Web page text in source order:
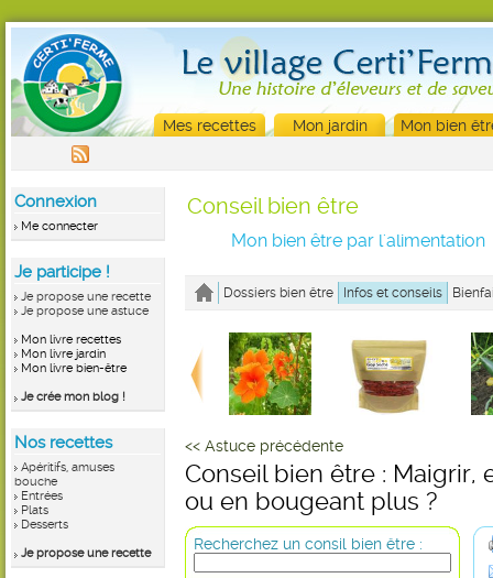
Mes recettes Mon jardin Mon bien
Connexion
Me connecter
Je participe !
Je propose une recette
Je propose une astuce
Mon livre recettes
Mon livre jardin
Mon livre bien-être
Je crée mon blog !
Nos recettes
Apéritifs, amuses
bouche
Entrées
Plats
Desserts
Je propose une recette
Conseil bien être
Mon bien être par l'alimentation
Dossiers bien être Infos et conseils
<< Astuce précédente
Conseil bien être : Maigrir,
ou en bougeant plus ?
Recherchez un consil bien être :